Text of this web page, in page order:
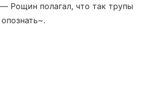
Рощин полагал, что так трупы